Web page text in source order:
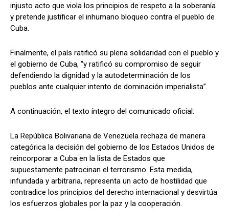
injusto acto que viola los principios de respeto a la soberanía
y pretende justificar el inhumano bloqueo contra el pueblo de
Cuba.
Finalmente, el país ratificó su plena solidaridad con el pueblo y
el gobierno de Cuba, “y ratificó su compromiso de seguir
defendiendo la dignidad y la autodeterminación de los
pueblos ante cualquier intento de dominación imperialista”.
A continuación, el texto íntegro del comunicado oficial:
La República Bolivariana de Venezuela rechaza de manera
categórica la decisión del gobierno de los Estados Unidos de
reincorporar a Cuba en la lista de Estados que
supuestamente patrocinan el terrorismo. Esta medida,
infundada y arbitraria, representa un acto de hostilidad que
contradice los principios del derecho internacional y desvirtúa
los esfuerzos globales por la paz y la cooperación.